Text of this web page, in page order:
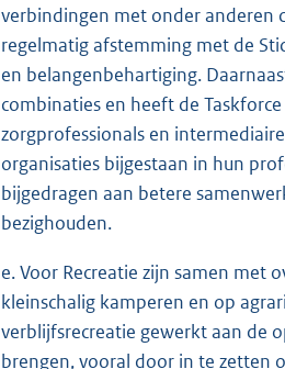
verbindingen met onder anderen
regelmatig afstemming met de
en belangenbehartiging.
combinaties en heeft de
zorgprofessionals en
organisaties bijgestaan in hun
bijgedragen aan betere
bezighouden.
e. Voor Recreatie zijn samen met
kleinschalig kamperen en op
verblijfsrecreatie gewerkt aan de
brengen, vooral door in te zetten